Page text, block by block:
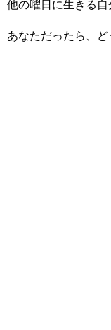
他の曜日に生きる自
あなただったら、